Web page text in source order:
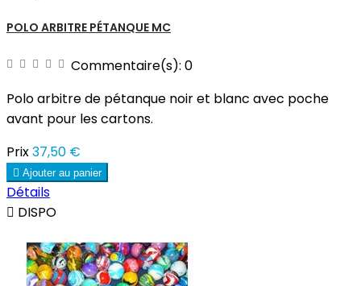
POLO ARBITRE PÉTANQUE MC
Commentaire(s): 0
Polo arbitre de pétanque noir et blanc avec poche
avant pour les cartons.
Prix37,50 €
 Ajouter au panier
Détails
 DISPO